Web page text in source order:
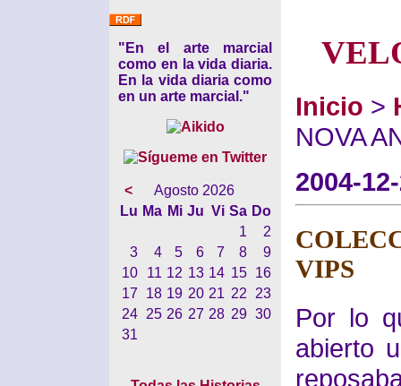
"En el arte marcial
como en la vida diaria.
En la vida diaria como
en un arte marcial."
<
Agosto 2026
Lu Ma Mi Ju Vi Sa Do
1
2
3
4 5 6 7 8
9
10
11 12 13 14 15
16
17
18 19 20 21 22
23
24
25 26 27 28 29 30
31
Inicio >
NOVA
2004-
VIPS
Por lo
abierto